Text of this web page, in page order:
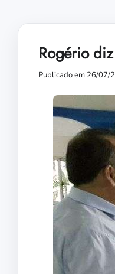
Rogério
Publicado em 26/07/